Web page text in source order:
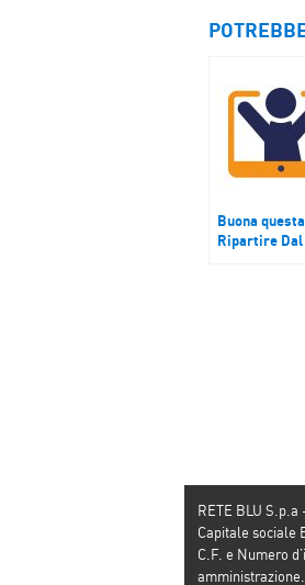
Buona questa
Ripartire Dal
RETE BLU
Capitale sociale
C.F. e Numero